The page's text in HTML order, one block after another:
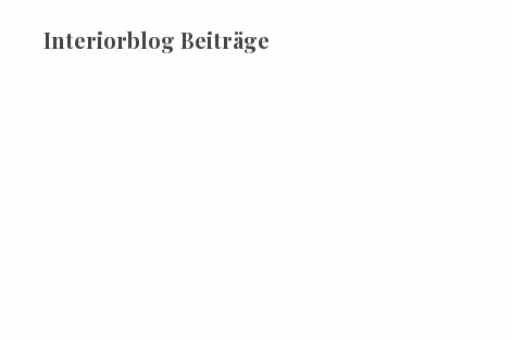
Interiorblog Beiträge